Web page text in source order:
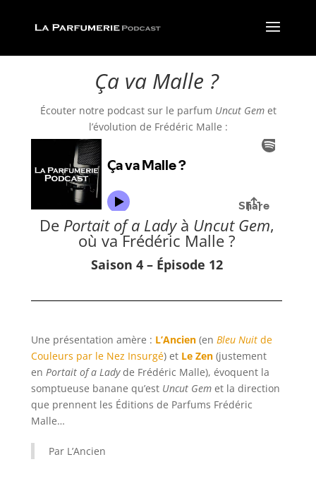
Ça va Malle ?
Écouter notre podcast sur le parfum Uncut Gem et
l’évolution de Frédéric Malle :
De Portait of a Ladyà Uncut Gem,
où va Frédéric Malle ?
Saison 4 – Épisode 12
Une présentation amère : L’Ancien (enBleu Nuit de
Couleurs par le Nez Insurgé) et Le Zen (justement
enPortait of a Ladyde Frédéric Malle), évoquent la
somptueuse banane qu’est Uncut Gem et la direction
que prennent les Éditions de Parfums Frédéric
Malle…
Par L’Ancien